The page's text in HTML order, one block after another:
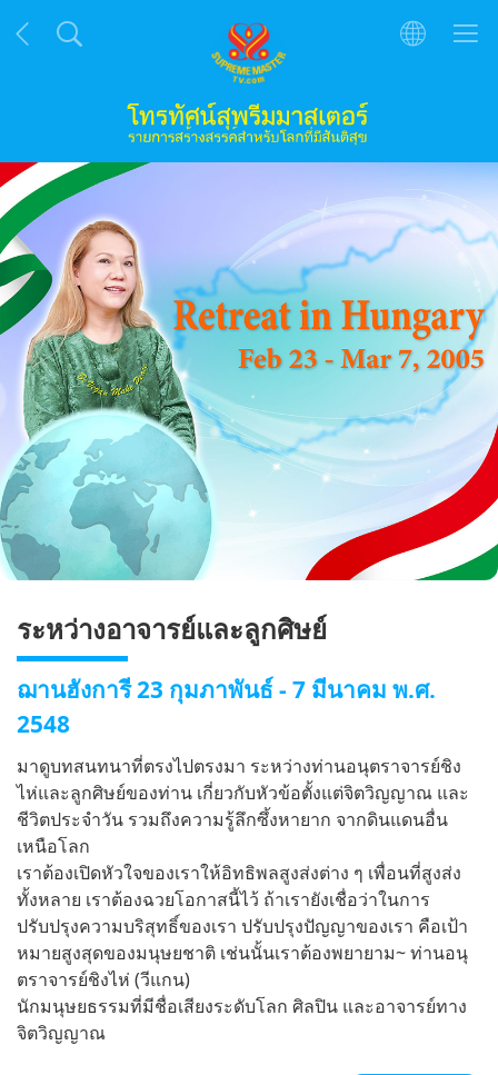
ระหว่างอาจารย์และลูกศิษย์
ฌานฮังการี 23 กุมภาพันธ์ - 7 มีนาคม พ.ศ.
2548
มาดูบทสนทนาที่ตรงไปตรงมา ระหว่างท่านอนุตราจารย์ชิง
ไห่และลูกศิษย์ของท่าน เกี่ยวกับหัวข้อตั้งแต่จิตวิญญาณ และ
ชีวิตประจำวัน รวมถึงความรู้ลึกซึ้งหายาก จากดินแดนอื่น
เหนือโลก
เราต้องเปิดหัวใจของเราให้อิทธิพลสูงส่งต่าง ๆ เพื่อนที่สูงส่ง
ทั้งหลาย เราต้องฉวยโอกาสนี้ไว้ ถ้าเรายังเชื่อว่าในการ
ปรับปรุงความบริสุทธิ์ของเรา ปรับปรุงปัญญาของเรา คือเป้า
หมายสูงสุดของมนุษยชาติ เช่นนั้นเราต้องพยายาม~ ท่านอนุ
ตราจารย์ชิงไห่ (วีแกน)
นักมนุษยธรรมที่มีชื่อเสียงระดับโลก ศิลปิน และอาจารย์ทาง
จิตวิญญาณ